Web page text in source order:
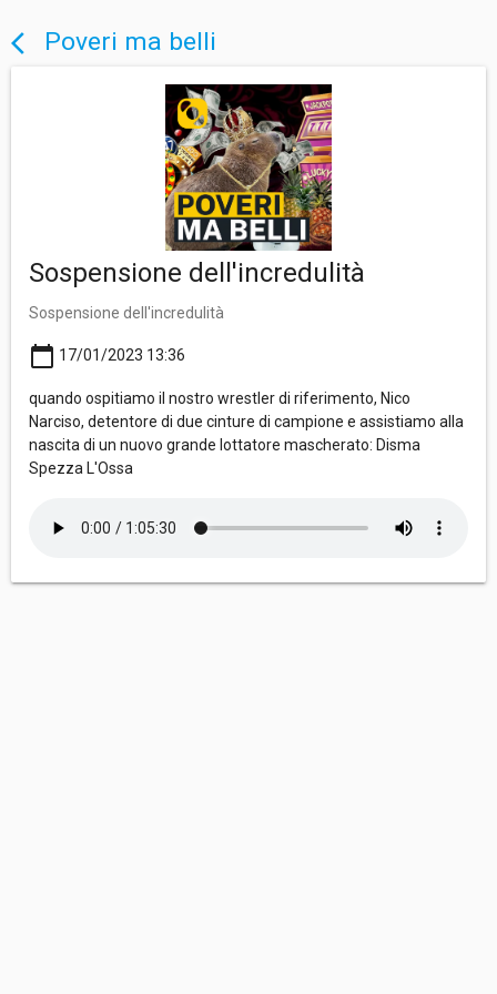
arrow_back_ios Poveri ma belli
Sospensione dell'incredulità
Sospensione dell'incredulità
calendar_today 17/01/2023 13:36
quando ospitiamo il nostro wrestler di riferimento, Nico
Narciso, detentore di due cinture di campione e assistiamo alla
nascita di un nuovo grande lottatore mascherato: Disma
Spezza L'Ossa